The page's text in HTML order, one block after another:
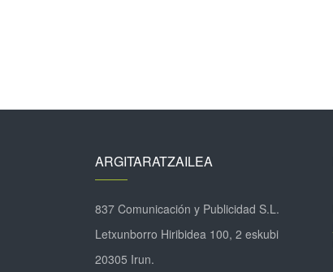
ARGITARATZAILEA
837 Comunicación y Publicidad S.L.
Letxunborro Hiribidea 100, 2 eskubi
20305 Irun.